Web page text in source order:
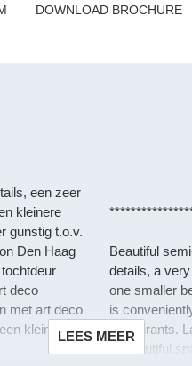
DOWNLOAD BROCHURE
een zeer
kleinere
gunstig t.o.v.
Den Haag
deco
met art deco
kleine
Beautiful
details, a
one smaller
is
restaurants.
to beautiful
LEES MEER